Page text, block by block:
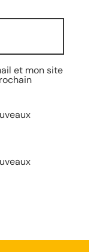
et mon site